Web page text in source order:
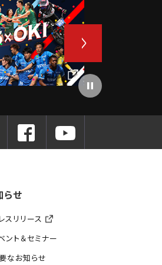
らせ
スリリース
ント＆セミナー
なお知らせ